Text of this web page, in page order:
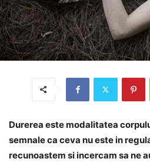
Durerea este modalitatea
semnale ca ceva nu este in
recunoastem si incercam sa ne